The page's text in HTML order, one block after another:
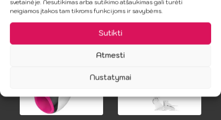
svetainėje. Nesutikimas arba sutikimo atšaukimas gali turėti
neigiamos įtakos tam tikroms funkcijoms ir savybėms.
Sutikti
Atmesti
Nustatymai
produktu.
Panašūs produktai